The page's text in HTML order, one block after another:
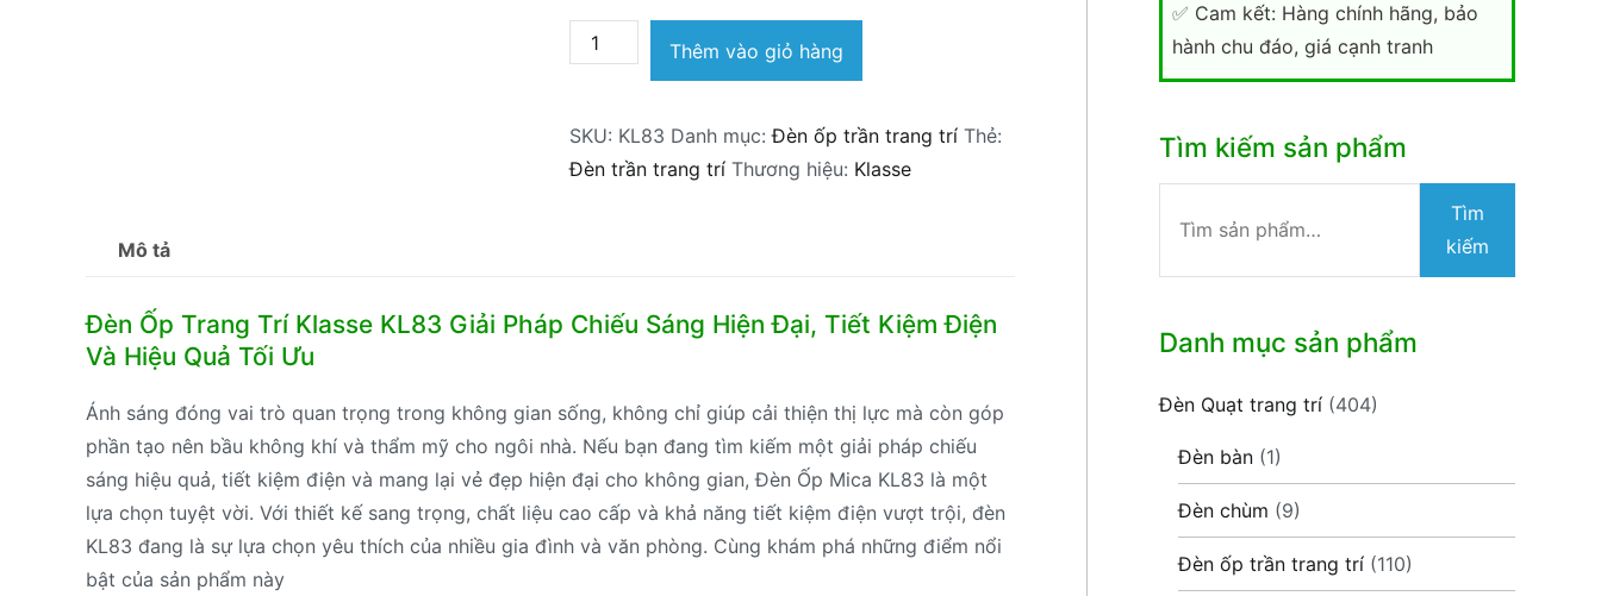
Đèn
ốp
trí
Klasse
Thêm vào giỏ hàng
SKU: KL83 Danh mục:Đèn ốp trần trang trí Thẻ:
Đèn trần trang trí Thương hiệu: Klasse
Mô tả
Đèn Ốp Trang Trí Klasse KL83 Giải Pháp Chiếu Sáng Hiện Đại, Tiết Kiệm Điện
Và Hiệu Quả Tối Ưu
Ánh sáng đóng vai trò quan trọng trong không gian sống, không chỉ giúp cải thiện thị lực mà còn góp
phần tạo nên bầu không khí và thẩm mỹ cho ngôi nhà. Nếu bạn đang tìm kiếm một giải pháp chiếu
sáng hiệu quả, tiết kiệm điện và mang lại vẻ đẹp hiện đại cho không gian, Đèn Ốp Mica KL83 là một
lựa chọn tuyệt vời. Với thiết kế sang trọng, chất liệu cao cấp và khả năng tiết kiệm điện vượt trội, đèn
KL83 đang là sự lựa chọn yêu thích của nhiều gia đình và văn phòng. Cùng khám phá những điểm nổi
bật của sản phẩm này
✅ Cam kết: Hàng chính hãng, bảo
hành chu đáo, giá cạnh tranh
Tìm kiếm sản phẩm
kiếm:
Tìm
kiếm
Danh mục sản phẩm
Đèn Quạt trang trí (404)
Đèn bàn (1)
Đèn chùm (9)
Đèn ốp trần trang trí (110)